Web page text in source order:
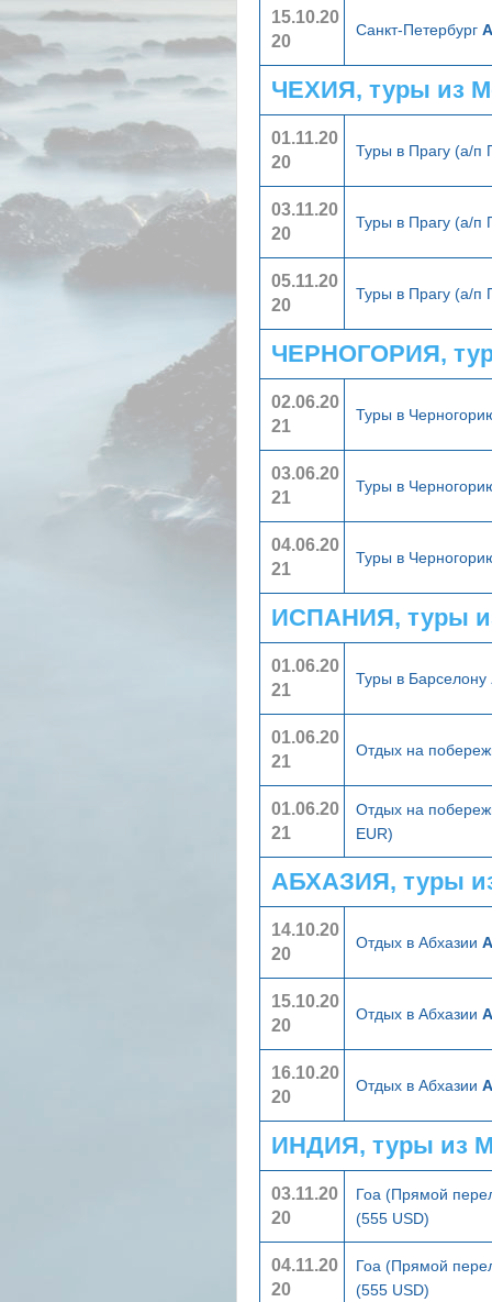
15.10.20
20
Санкт-Петербург
ЧЕХИЯ, туры из
01.11.20
20
Туры в Прагу (а/п
03.11.20
20
Туры в Прагу (а/п
05.11.20
20
Туры в Прагу (а/п
ЧЕРНОГОРИЯ,
02.06.20
21
Туры в
03.06.20
21
Туры в
04.06.20
21
Туры в
ИСПАНИЯ, туры
01.06.20
21
Туры в Барселону
01.06.20
21
Отдых на
01.06.20
21
Отдых на
EUR)
АБХАЗИЯ, туры
14.10.20
20
Отдых в Абхазии
15.10.20
20
Отдых в Абхазии
16.10.20
20
Отдых в Абхазии
ИНДИЯ, туры из
03.11.20
20
Гоа (Прямой
(555 USD)
04.11.20
20
Гоа (Прямой
(555 USD)